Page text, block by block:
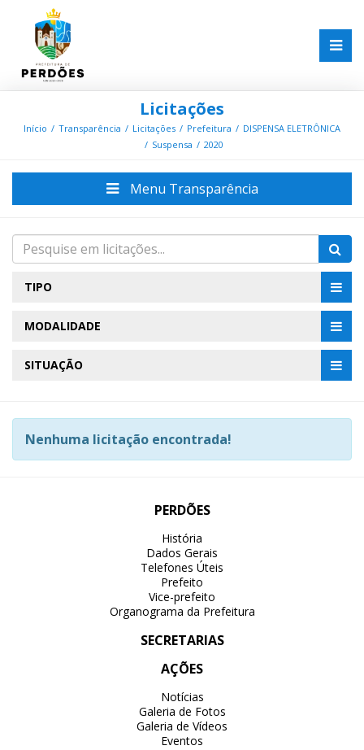
Licitações
Início Transparência Licitações Prefeitura
DISPENSA ELETRÔNICA
Suspensa
2020
Menu Transparência
TIPO
MODALIDADE
SITUAÇÃO
Nenhuma licitação encontrada!
PERDÕES
História
Dados Gerais
Telefones Úteis
Prefeito
Vice-prefeito
Organograma da Prefeitura
SECRETARIAS
AÇÕES
Notícias
Galeria de Fotos
Galeria de Vídeos
Eventos